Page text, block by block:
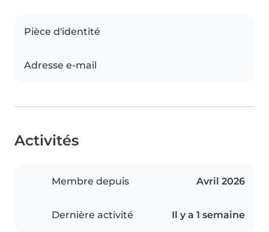
Pièce d'identité
Adresse e-mail
Activités
Membre depuis Avril 2026
Dernière activité Il y a 1 semaine